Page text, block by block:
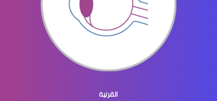
ثقوب الشبكية في العين
القرنية